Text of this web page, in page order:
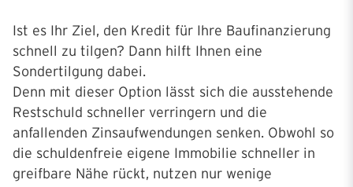
Ist es Ihr Ziel, den Kredit für Ihre Baufinanzierung
schnell zu tilgen? Dann hilft Ihnen eine
Sondertilgung dabei.
Denn mit dieser Option lässt sich die ausstehende
Restschuld schneller verringern und die
anfallenden Zinsaufwendungen senken. Obwohl so
die schuldenfreie eigene Immobilie schneller in
greifbare Nähe rückt, nutzen nur wenige